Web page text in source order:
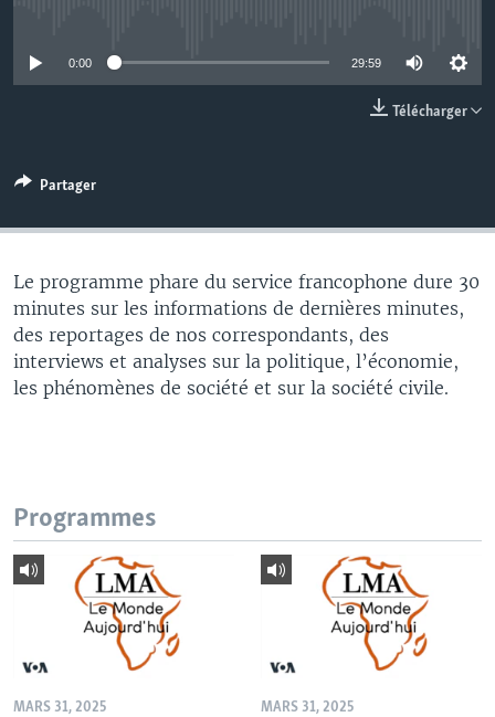
0:00 29:59
Télécharger
Partager
Le programme phare du service francophone dure 30
minutes sur les informations de dernières minutes,
des reportages de nos correspondants, des
interviews et analyses sur la politique, l’économie,
les phénomènes de société et sur la société civile.
Programmes
MARS 31, 2025 MARS 31, 2025